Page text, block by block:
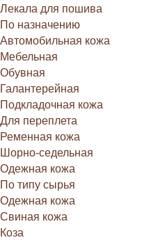
Лекала для пошива
По назначению
Автомобильная кожа
Мебельная
Обувная
Галантерейная
Подкладочная кожа
Для переплета
Ременная кожа
Шорно-седельная
Одежная кожа
По типу сырья
Одежная кожа
Свиная кожа
Коза